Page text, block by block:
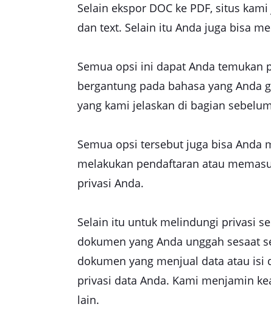
Selain ekspor DOC ke PDF, situs
dan text. Selain itu Anda juga bisa
Semua opsi ini dapat Anda
bergantung pada bahasa yang Anda
yang kami jelaskan di bagian
Semua opsi tersebut juga bisa Anda
melakukan pendaftaran atau
privasi Anda.
Selain itu untuk melindungi privasi
dokumen yang Anda unggah sesaat
dokumen yang menjual data atau isi
privasi data Anda. Kami menjamin
lain.